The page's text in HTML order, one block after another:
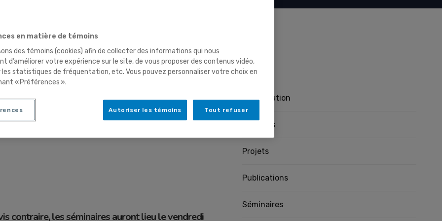
2014 – vendredi à
contraire, les séminaires auront lieu le vendredi
Pages
Présentation
Membres
Projets
Publications
Séminaires
en matière de témoins
des témoins (cookies) afin de collecter des informations qui nous
d’améliorer votre expérience sur le site, de vous proposer des contenus vidéo,
les statistiques de fréquentation, etc. Vous pouvez personnaliser votre choix en
« Préférences ».
Tout refuser
Autoriser les témoins